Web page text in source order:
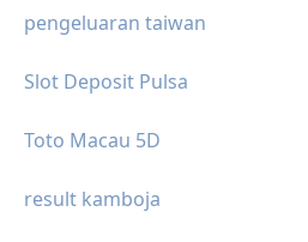
pengeluaran taiwan
Slot Deposit Pulsa
Toto Macau 5D
result kamboja